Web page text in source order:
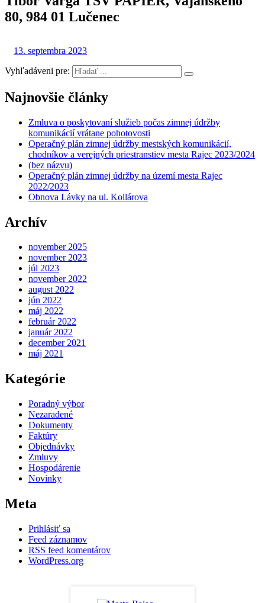
80, 984 01 Lučenec
13. septembra 2023
Vyhľadáveni pre:
Najnovšie články
Zmluva o poskytovaní služieb počas zimnej údržby
komunikácií vrátane pohotovosti
Operačný plán zimnej údržby mestských komunikácií,
chodníkov a verejných priestranstiev mesta Rajec 2023/2024
(bez názvu)
Operačný plán zimnej údržby na území mesta Rajec
2022/2023
Obnova Lávky na ul. Kollárova
Archív
november 2025
november 2023
júl 2023
november 2022
august 2022
jún 2022
máj 2022
február 2022
január 2022
december 2021
máj 2021
Kategórie
Poradný výbor
Nezaradené
Dokumenty
Faktúry
Objednávky
Zmluvy
Hospodárenie
Novinky
Meta
Prihlásiť sa
Feed záznamov
RSS feed komentárov
WordPress.org